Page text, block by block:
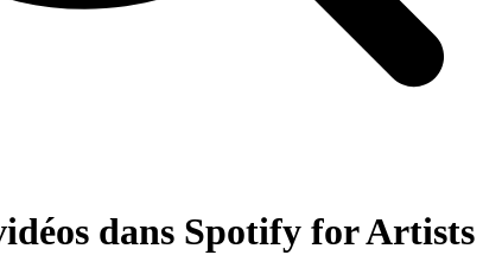
dans Spotify for Artists